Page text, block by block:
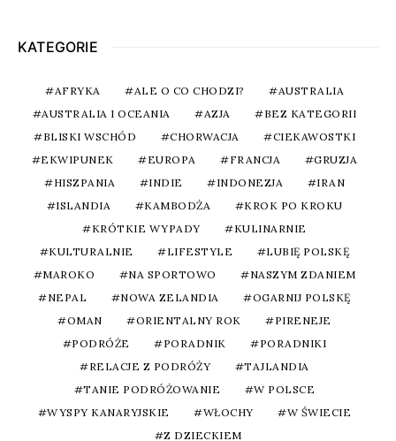
KATEGORIE
AFRYKA ALE O CO CHODZI?
AUSTRALIA
AUSTRALIA I OCEANIA
AZJA
BEZ KATEGORII
BLISKI WSCHÓD
CHORWACJA
CIEKAWOSTKI
EKWIPUNEK
EUROPA FRANCJA
GRUZJA
HISZPANIA
INDIE INDONEZJA
IRAN
ISLANDIA
KAMBODŻA
KROK PO KROKU
KRÓTKIE WYPADY
KULINARNIE
KULTURALNIE
LIFESTYLE
LUBIĘ POLSKĘ
MAROKO
NA SPORTOWO
NASZYM ZDANIEM
NEPAL
NOWA ZELANDIA
OGARNIJ POLSKĘ
OMAN
ORIENTALNY ROK
PIRENEJE
PODRÓŻE
PORADNIK
PORADNIKI
RELACJE Z PODRÓŻY
TAJLANDIA
TANIE PODRÓŻOWANIE
W POLSCE
WYSPY KANARYJSKIE
WŁOCHY
W ŚWIECIE
Z DZIECKIEM